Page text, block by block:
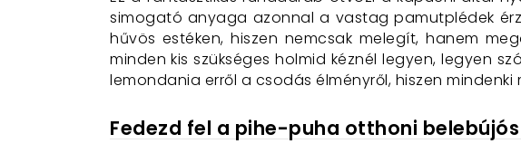
simogató anyaga azonnal a vastag pamutplédek
hűvös estéken, hiszen nemcsak melegít, hanem
minden kis szükséges holmid kéznél legyen, legyen
lemondania erről a csodás élményről, hiszen
Fedezd fel a pihe-puha otthoni